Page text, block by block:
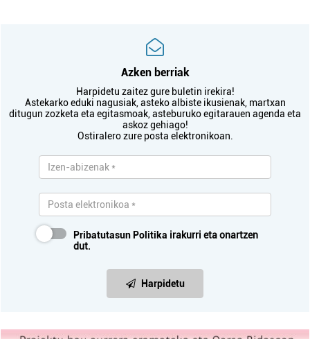
Azken berriak
Harpidetu zaitez gure buletin irekira!
Astekarko eduki nagusiak, asteko albiste ikusienak, martxan
ditugun zozketa eta egitasmoak, asteburuko egitarauen agenda eta
askoz gehiago!
Ostiralero zure posta elektronikoan.
Pribatutasun Politika irakurri eta onartzen
dut.
Harpidetu